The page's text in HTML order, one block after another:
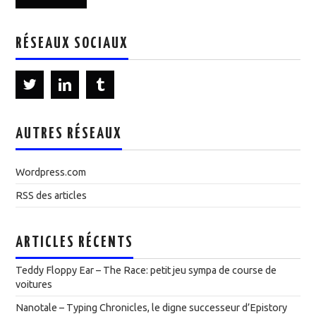
RÉSEAUX SOCIAUX
AUTRES RÉSEAUX
Wordpress.com
RSS des articles
ARTICLES RÉCENTS
Teddy Floppy Ear – The Race: petit jeu sympa de course de
voitures
Nanotale – Typing Chronicles, le digne successeur d’Epistory